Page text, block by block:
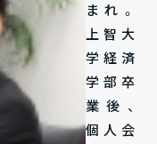
まれ。
上智大
学経済
学部卒
業後、
個人会